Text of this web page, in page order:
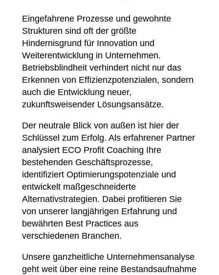
Eingefahrene Prozesse und gewohnte
Strukturen sind oft der größte
Hindernisgrund für Innovation und
Weiterentwicklung in Unternehmen.
Betriebsblindheit verhindert nicht nur das
Erkennen von Effizienzpotenzialen, sondern
auch die Entwicklung neuer,
zukunftsweisender Lösungsansätze.
Der neutrale Blick von außen ist hier der
Schlüssel zum Erfolg. Als erfahrener Partner
analysiert ECO Profit Coaching Ihre
bestehenden Geschäftsprozesse,
identifiziert Optimierungspotenziale und
entwickelt maßgeschneiderte
Alternativstrategien. Dabei profitieren Sie
von unserer langjährigen Erfahrung und
bewährten Best Practices aus
verschiedenen Branchen.
Unsere ganzheitliche Unternehmensanalyse
geht weit über eine reine Bestandsaufnahme